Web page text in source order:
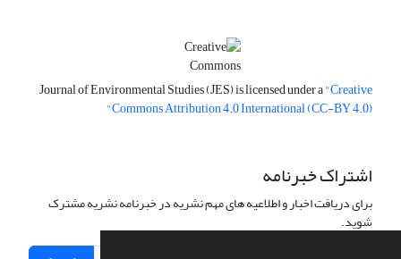
Journal of Environmental Studies (JES) is licensed under a"Creative
Commons Attribution 4.0 International (CC-BY 4.0)"
اشتراک خبرنامه
برای دریافت اخبار و اطلاعیه های مهم نشریه در خبرنامه نشریه مشترک
شوید.